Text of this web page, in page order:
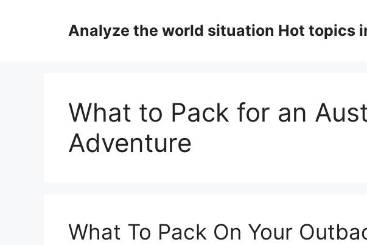
Analyze the world situation Hot topics
What to Pack for an
Adventure
What To Pack On Your